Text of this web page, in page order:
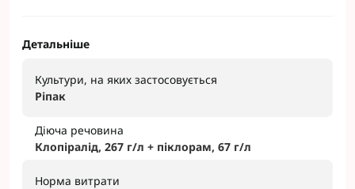
Детальніше
Культури, на яких застосовується
Ріпак
Діюча речовина
Клопіралід, 267 г/л + піклорам, 67 г/л
Норма витрати